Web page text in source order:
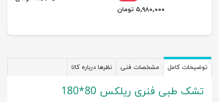
۵,۹۸۰,۰۰۰ تومان
توضیحات کامل مشخصات فنی نظرها درباره کالا
تشک طبی فنری ریلکس 80*180